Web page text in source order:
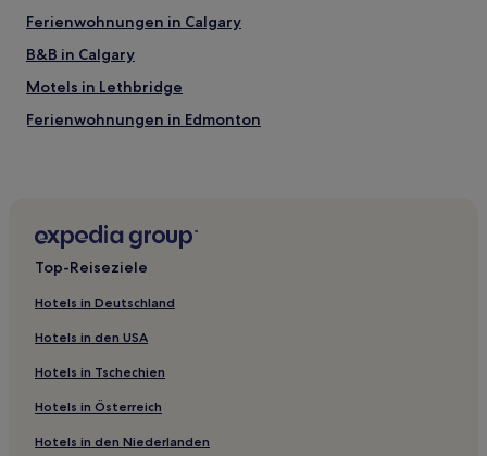
Ferienwohnungen in Calgary
B&B in Calgary
Motels in Lethbridge
Ferienwohnungen in Edmonton
Haustierfreundliche in Stettler
Günstige in Stettler
Hotels mit Küchenzeile in Alberta
Familien in Alberta
Günstige in Alberta
Haustierfreundliche in Alberta
Luxus in Alberta
Top-Reiseziele
Hotels in Deutschland
Hotels in den USA
Hotels in Tschechien
Hotels in Österreich
Hotels in den Niederlanden